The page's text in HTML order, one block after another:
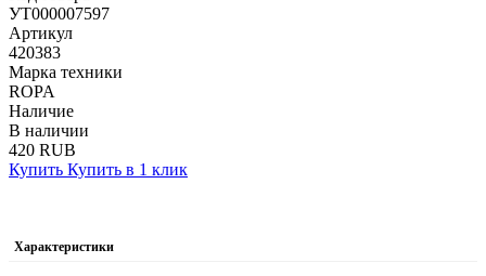
УТ000007597
Артикул
420383
Марка техники
ROPA
Наличие
В наличии
420 RUB
Купить Купить в 1 клик
Характеристики